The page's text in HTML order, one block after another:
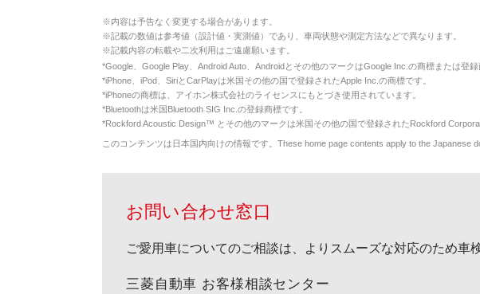
※内容は予告なく変更する場合があります。
※記載の数値は参考値（設計値・実測値）であり、車両状態や測定方法などで異なります。
※記載内容の転載や二次利用はご遠慮願います。
*Google、Google Play、Android Auto、Androidとその他のマークはGoogle Inc.の商標または登録
*iPhone、iPod、SiriとCarPlayは米国その他の国で登録されたApple Inc.の商標です。
*iPhoneの商標は、アイホン株式会社のライセンスにもとづき使用されています。
*Bluetoothは米国Bluetooth SIG Inc.の登録商標です。
*Rockford Acoustic Design™ とその他のマークは米国その他の国で登録されたRockford
このコンテンツは日本国内向けの情報です。These home page contents apply to the Japanese
お問い合わせ窓口
ご愛用車についてのご相談は、よりスムーズな対応のため車
三菱自動車 お客様相談センター